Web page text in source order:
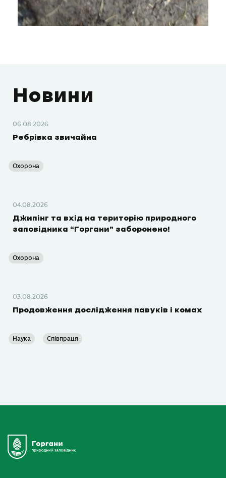
Новини
06.08.2026
Ребрівка звичайна
Охорона
04.08.2026
Джипінг та вхід на територію природного
заповідника “Горгани” заборонено!
Охорона
03.08.2026
Продовження дослідження павуків і комах
Наука Співпраця